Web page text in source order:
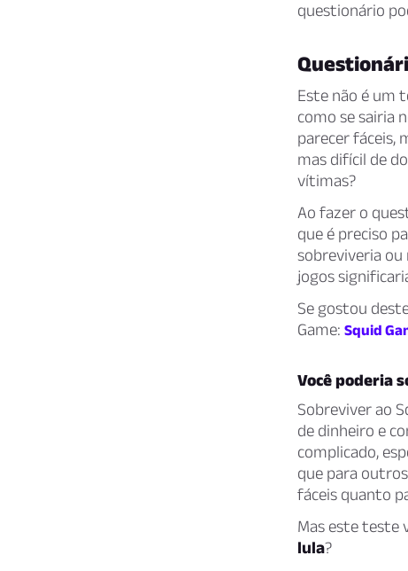
questionário
Este não é um
como se sairia
parecer fáceis,
mas difícil de
vítimas?
Ao fazer o
que é preciso
sobreviveria ou
jogos
Se gostou
Game: Squid
Você poderia
Sobreviver ao
de dinheiro e
complicado,
que para
fáceis quanto
Mas este teste
lula?